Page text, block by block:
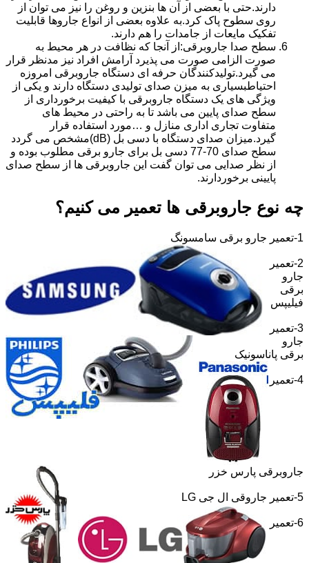
دارند.حتی با بعضی از آن ها بنزین و روغن را نیز می توان از
روی سطوح پاک کرد.به علاوه بعضی از انواع جاروها قابلیت
تفکیک مایعات از جامدات را هم دارند.
سطح صدا جاروبرقی:از آنجا که نظافت در هر محیط به
صورت الزامی صورت می پذیرد آرامش افراد نیز مدنظر قرار
می گیرد.تولیدکنندگان حرفه ای دستگاه جاروبرقی امروزه
احتیاطبسیاری به میزن صدای تولیدی دستگاه دارند و یکی از
ویژگی های یک دستگاه جاروبرقی با کیفیت برخورداری از
سطح صدای پایین می باشد تا به راحتی در محیط های
متفاوت تجاری اداری منازل و …مورد استفاده قرار
گیرد.میزان صدای دستگاه با دسی بل (dB)مشخص می گردد
سطح صدای 70-77 دسی بل برای جارو برقی مطلوب بوده و
از نظر صدایی می توان گفت این جاروبرقی ها از سطح صدای
پایینی برخوردارند.
چه نوع جاروبرقی ها تعمیر می کنیم؟
1-تعمیر جارو برقی سامسونگ
2-تعمیر
جارو
برقی
فیلیپس
3-تعمیر
جارو
برقی پاناسونیک
4-تعمیر
جاروبرقی پارس خزر
5-تعمیر جاروقی ال جی LG
6-تعمیر